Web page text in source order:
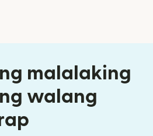
malalaking
walang